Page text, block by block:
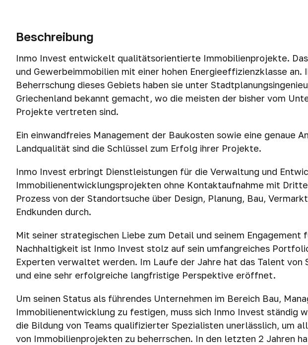
Beschreibung
Inmo Invest entwickelt qualitätsorientierte Immobilienprojekte.
und Gewerbeimmobilien mit einer hohen Energieeffizienzklasse
Beherrschung dieses Gebiets haben sie unter
Griechenland bekannt gemacht, wo die meisten der bisher vom
Projekte vertreten sind.
Ein einwandfreies Management der Baukosten sowie eine genaue
Landqualität sind die Schlüssel zum Erfolg ihrer Projekte.
Inmo Invest erbringt Dienstleistungen für die Verwaltung und
Immobilienentwicklungsprojekten ohne Kontaktaufnahme mit
Prozess von der Standortsuche über Design, Planung, Bau,
Endkunden durch.
Mit seiner strategischen Liebe zum Detail und seinem Engagement
Nachhaltigkeit ist Inmo Invest stolz auf sein umfangreiches
Experten verwaltet werden. Im Laufe der Jahre hat das Talent von
und eine sehr erfolgreiche langfristige Perspektive eröffnet.
Um seinen Status als führendes Unternehmen im Bereich Bau,
Immobilienentwicklung zu festigen, muss sich Inmo Invest ständig
die Bildung von Teams qualifizierter Spezialisten unerlässlich, um
von Immobilienprojekten zu beherrschen. In den letzten 2 Jahren